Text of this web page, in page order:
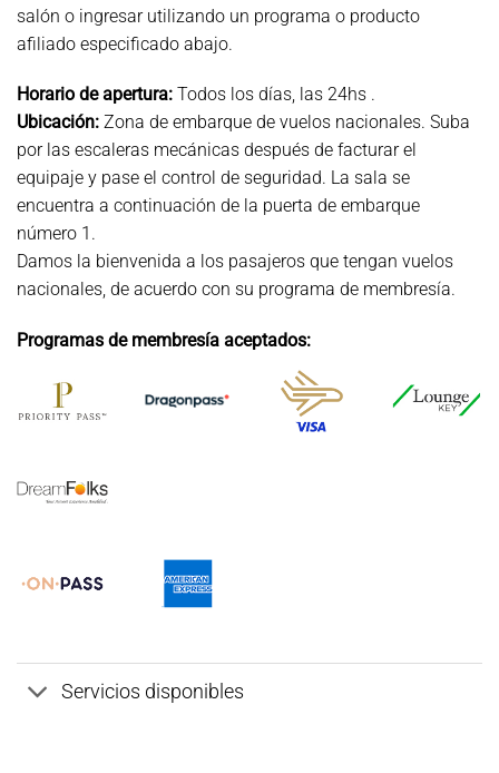
salón o ingresar utilizando un programa o producto
afiliado especificado abajo.
Horario de apertura: Todos los días, las 24hs .
Ubicación: Zona de embarque de vuelos nacionales. Suba
por las escaleras mecánicas después de facturar el
equipaje y pase el control de seguridad. La sala se
encuentra a continuación de la puerta de embarque
número 1.
Damos la bienvenida a los pasajeros que tengan vuelos
nacionales, de acuerdo con su programa de membresía.
Programas de membresía aceptados:
Servicios disponibles